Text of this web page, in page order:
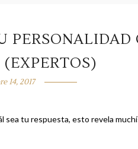
PERSONALIDAD
14, 2017